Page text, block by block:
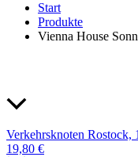
Start
Produkte
Vienna House
Verkehrsknoten
19,80 €